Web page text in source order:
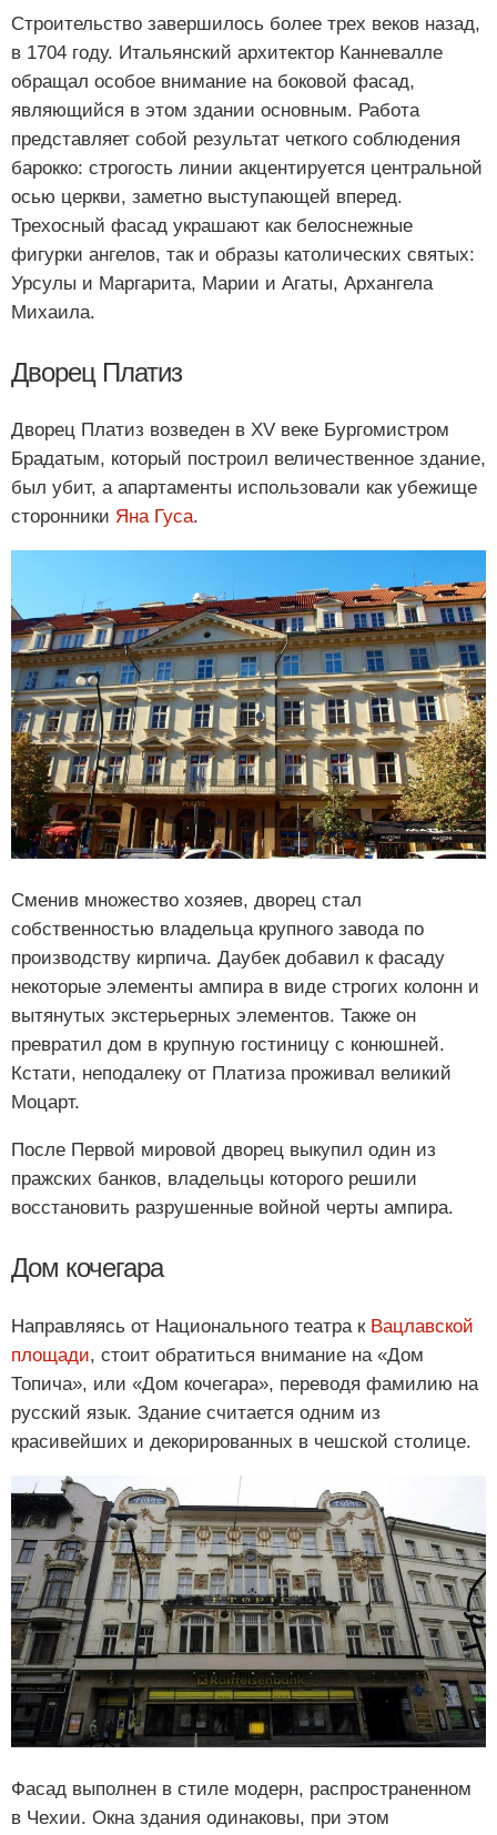
Строительство завершилось более трех веков назад,
в 1704 году. Итальянский архитектор Канневалле
обращал особое внимание на боковой фасад,
являющийся в этом здании основным. Работа
представляет собой результат четкого соблюдения
барокко: строгость линии акцентируется центральной
осью церкви, заметно выступающей вперед.
Трехосный фасад украшают как белоснежные
фигурки ангелов, так и образы католических святых:
Урсулы и Маргарита, Марии и Агаты, Архангела
Михаила.
Дворец Платиз
Дворец Платиз возведен в XV веке Бургомистром
Брадатым, который построил величественное здание,
был убит, а апартаменты использовали как убежище
сторонники Яна Гуса.
Сменив множество хозяев, дворец стал
собственностью владельца крупного завода по
производству кирпича. Даубек добавил к фасаду
некоторые элементы ампира в виде строгих колонн и
вытянутых экстерьерных элементов. Также он
превратил дом в крупную гостиницу с конюшней.
Кстати, неподалеку от Платиза проживал великий
Моцарт.
После Первой мировой дворец выкупил один из
пражских банков, владельцы которого решили
восстановить разрушенные войной черты ампира.
Дом кочегара
Направляясь от Национального театра к Вацлавской
площади, стоит обратиться внимание на «Дом
Топича», или «Дом кочегара», переводя фамилию на
русский язык. Здание считается одним из
красивейших и декорированных в чешской столице.
Фасад выполнен в стиле модерн, распространенном
в Чехии. Окна здания одинаковы, при этом